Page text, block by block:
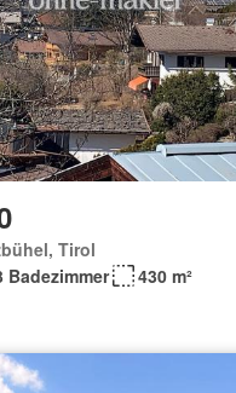
Tirol
Badezimmer 430 m²